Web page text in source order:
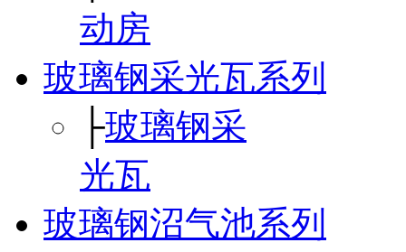
动房
玻璃钢采光瓦系列
├玻璃钢采
光瓦
玻璃钢沼气池系列